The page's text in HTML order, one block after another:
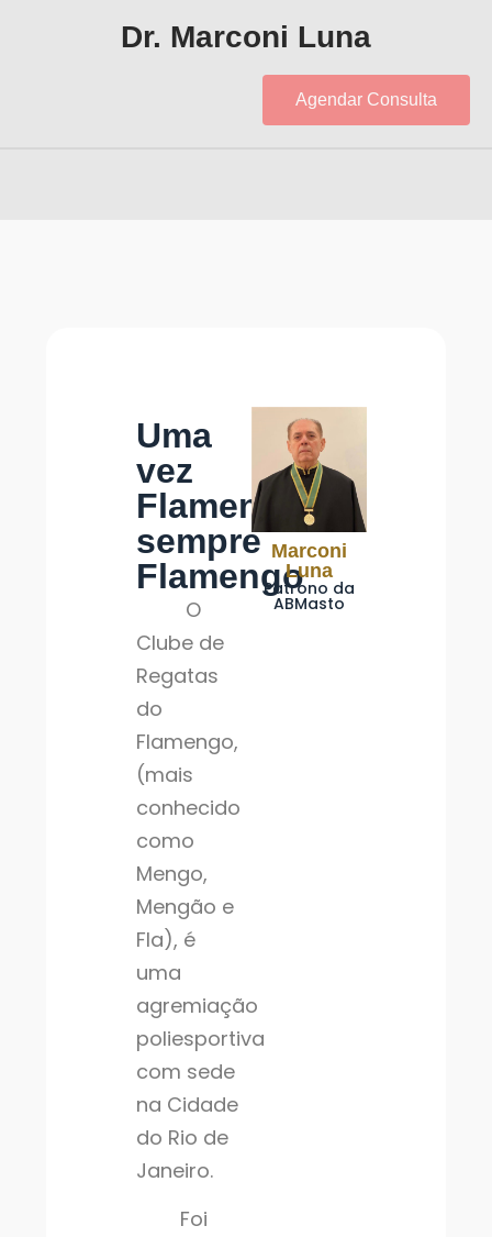
Dr. Marconi Luna
Agendar Consulta
Uma
vez
Flamengo,
sempre
Flamengo
O
Clube de
Regatas
do
Flamengo,
(mais
conhecido
como
Mengo,
Mengão e
Fla), é
uma
agremiação
poliesportiva
com sede
na Cidade
do Rio de
Janeiro.
Foi
Marconi
Luna
Patrono da
ABMasto